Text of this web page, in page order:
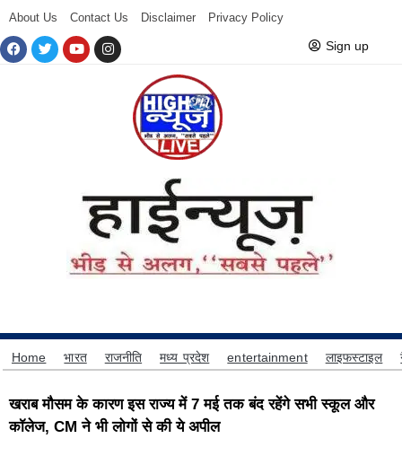
About Us Contact Us Disclaimer Privacy Policy
Sign up
Home भारत राजनीति मध्य प्रदेश entertainment लाइफस्टाइल
खराब मौसम के कारण इस राज्य में 7 मई तक बंद रहेंगे सभी स्कूल और
कॉलेज, CM ने भी लोगों से की ये अपील